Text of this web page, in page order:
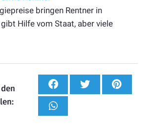
bringen Rentner in
Hilfe vom Staat, aber viele